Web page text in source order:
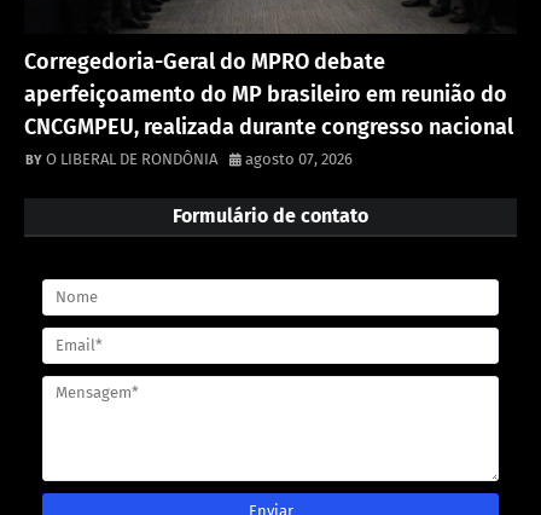
Corregedoria-Geral do MPRO debate
aperfeiçoamento do MP brasileiro em reunião do
CNCGMPEU, realizada durante congresso nacional
O LIBERAL DE RONDÔNIA agosto 07, 2026
Formulário de contato